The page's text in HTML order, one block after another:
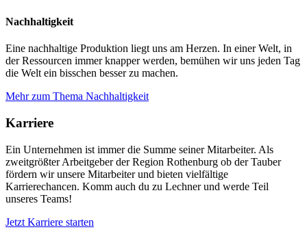
Nachhaltigkeit
Eine nachhaltige Produktion liegt uns am Herzen. In einer Welt, in
der Ressourcen immer knapper werden, bemühen wir uns jeden Tag
die Welt ein bisschen besser zu machen.
Mehr zum Thema Nachhaltigkeit
Karriere
Ein Unternehmen ist immer die Summe seiner Mitarbeiter. Als
zweitgrößter Arbeitgeber der Region Rothenburg ob der Tauber
fördern wir unsere Mitarbeiter und bieten vielfältige
Karrierechancen. Komm auch du zu Lechner und werde Teil
unseres Teams!
Jetzt Karriere starten